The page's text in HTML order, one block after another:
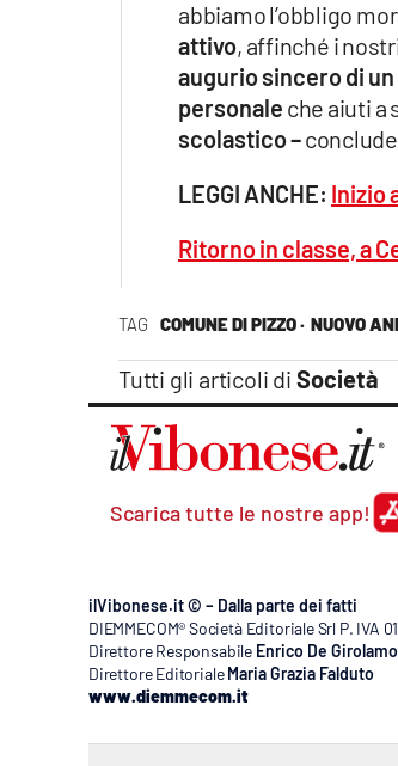
TAG COMUNE DI PIZZO · NUOVO
Tutti gli articoli di Società
abbiamo l’obbligo
attivo, affinché i
augurio sincero di
personale che aiuti a
scolastico –
LEGGI ANCHE: Inizio
Ritorno in classe, a
Scarica tutte le nostre app!
ilVibonese.it © – Dalla parte dei fatti
DIEMMECOM® Società Editoriale Srl P. IVA
Direttore Responsabile Enrico De Girolamo
Direttore Editoriale Maria Grazia Falduto
www.diemmecom.it